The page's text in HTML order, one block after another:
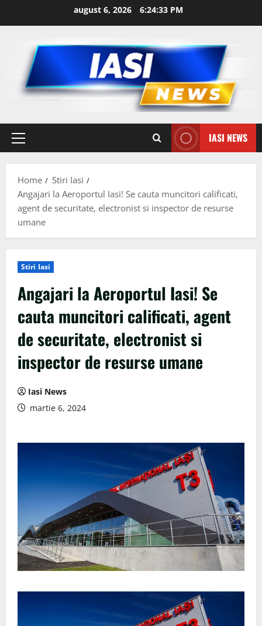
august 6, 2026 6:24:34 PM
Primary
IASI NEWS
Home
Stiri Iasi
Angajari la Aeroportul Iasi! Se cauta muncitori calificati,
agent de securitate, electronist si inspector de resurse
umane
Stiri Iasi
Angajari la Aeroportul Iasi! Se
cauta muncitori calificati, agent
de securitate, electronist si
inspector de resurse umane
Iasi News
martie 6, 2024